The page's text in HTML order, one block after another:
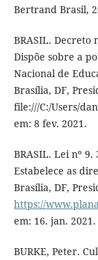
Bertrand Brasil,
BRASIL. Decreto
Dispõe sobre a
Nacional de
Brasília, DF,
file:///C:/Users/
em: 8 fev. 2021.
BRASIL. Lei nº
Estabelece as
Brasília, DF,
https://
em: 16. jan. 2021.
BURKE, Peter.